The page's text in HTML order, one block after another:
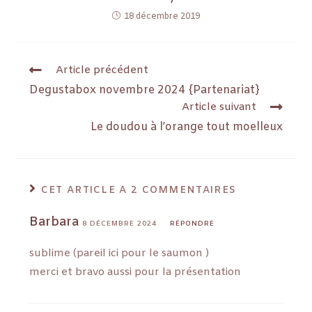
18 décembre 2019
Article précédent
Degustabox novembre 2024 {Partenariat}
Article suivant
Le doudou à l’orange tout moelleux
CET ARTICLE A 2 COMMENTAIRES
Barbara 8 DÉCEMBRE 2024 RÉPONDRE
sublime (pareil ici pour le saumon )
merci et bravo aussi pour la présentation